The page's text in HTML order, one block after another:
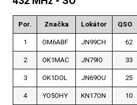
Por. Značka Lokátor QSO
1 OM6ABF JN99CH 62
2 OK1MAC JN79IO 33
3 OK1DOL JN69OU 25
4 YO5OHY KN17ON 10